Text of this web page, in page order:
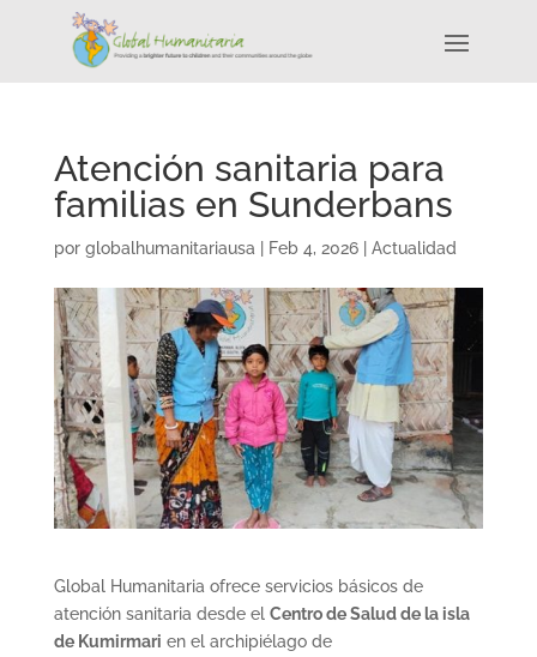
Atención sanitaria para
familias en Sunderbans
por globalhumanitariausa Feb 4, 2026| Actualidad
Global Humanitaria ofrece servicios básicos de
atención sanitaria desde el Centro de Salud de la isla
de Kumirmari en el archipiélago de